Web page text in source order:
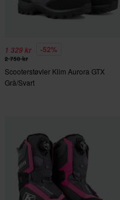
1 329 kr -52%
2 750 kr
Scooterstøvler Klim Aurora GTX
Grå/Svart